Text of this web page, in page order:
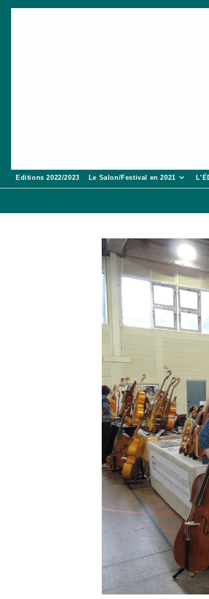
Editions 2022/2023 Le Salon/Festival en 2021